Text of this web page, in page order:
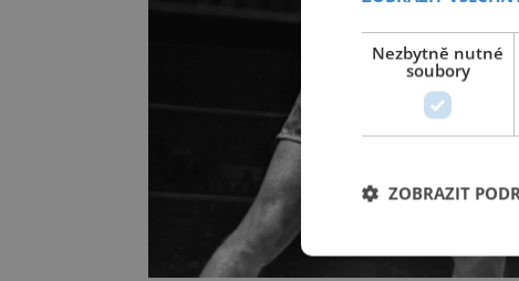
Nezbytně nutné
soubory
ZOBRAZIT